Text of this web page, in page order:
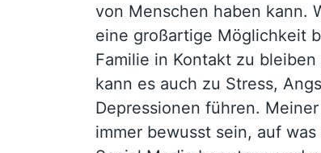
von Menschen haben kann.
eine großartige Möglichkeit
Familie in Kontakt zu
kann es auch zu Stress,
Depressionen führen.
immer bewusst sein, auf